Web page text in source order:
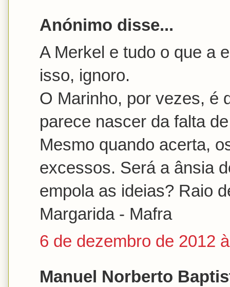
Anónimo disse...
A Merkel e tudo o que a
isso, ignoro.
O Marinho, por vezes, é
parece nascer da falta
Mesmo quando acerta,
excessos. Será a ânsia
empola as ideias? Raio
Margarida - Mafra
6 de dezembro de 2012
Manuel Norberto